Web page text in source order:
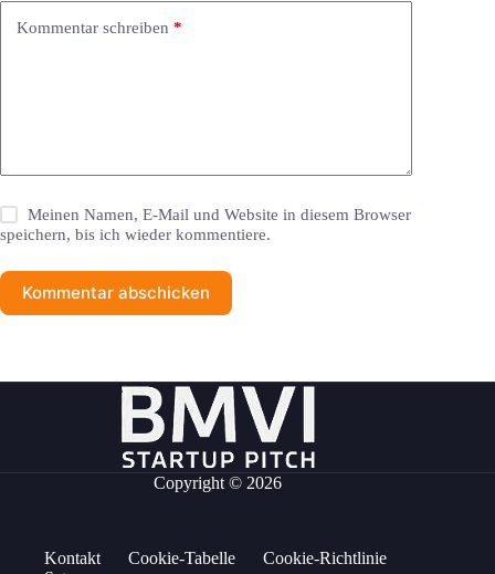
Kommentar schreiben *
Meinen Namen, E-Mail und Website in diesem Browser
speichern, bis ich wieder kommentiere.
Kommentar abschicken
Copyright © 2026
Kontakt Cookie-Tabelle
Cookie-Richtlinie